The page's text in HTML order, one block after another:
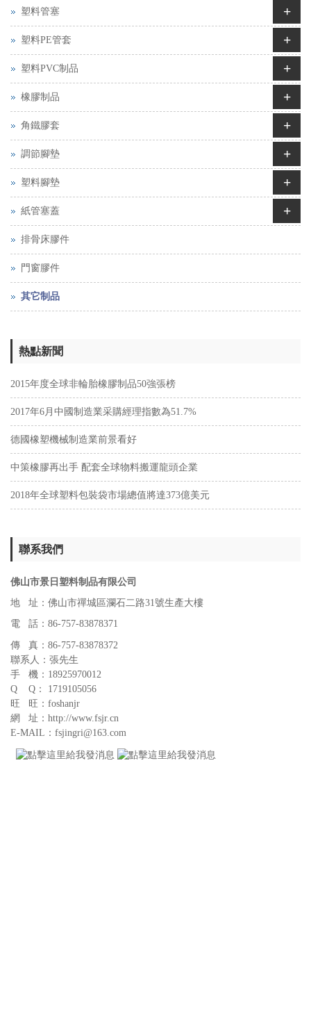
塑料管塞 +
塑料PE管套 +
塑料PVC制品 +
橡膠制品 +
角鐵膠套 +
調節腳墊 +
塑料腳墊 +
紙管塞蓋 +
排骨床膠件
門窗膠件
其它制品
熱點新聞
2015年度全球非輪胎橡膠制品50強張榜
2017年6月中國制造業采購經理指數為51.7%
德國橡塑機械制造業前景看好
中策橡膠再出手 配套全球物料搬運龍頭企業
2018年全球塑料包裝袋市場總值將達373億美元
聯系我們
佛山市景日塑料制品有限公司
地 址：佛山市禪城區瀾石二路31號生產大樓
電 話：86-757-83878371
傳 真：86-757-83878372
聯系人：張先生
手 機：18925970012
Q Q： 1719105056
旺 旺：foshanjr
網 址：http://www.fsjr.cn
E-MAIL：fsjingri@163.com